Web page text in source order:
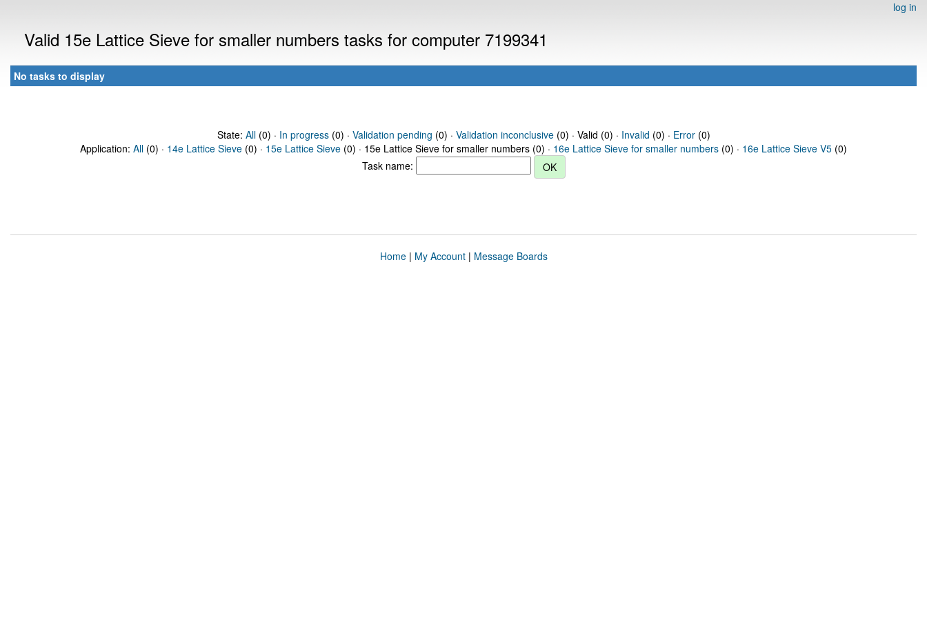
log in
Valid 15e Lattice Sieve for smaller numbers tasks for computer 7199341
No tasks to display
State: All(0) · In progress(0) · Validation pending (0) · Validation inconclusive(0) · Valid (0) · Invalid (0) · Error(0)
Application: All (0) · 14e Lattice Sieve (0) · 15e Lattice Sieve (0) · 15e Lattice Sieve for smaller numbers (0) · 16e Lattice Sieve for smaller numbers (0) · 16e Lattice Sieve V5 (0)
Task name:
Home| My Account| Message Boards